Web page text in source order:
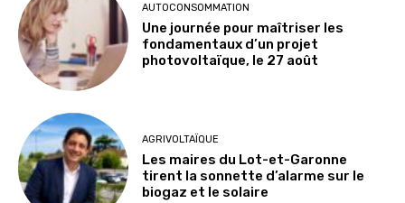
AUTOCONSOMMATION
Une journée pour maîtriser les
fondamentaux d’un projet
photovoltaïque, le 27 août
AGRIVOLTAÏQUE
Les maires du Lot-et-Garonne
tirent la sonnette d’alarme sur le
biogaz et le solaire